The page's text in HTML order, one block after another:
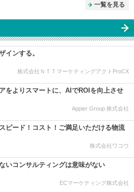
一覧を見る
インする。
株式会社ＮＴＴマーケティングアクトProCX
をよりスマートに、AIでROIを向上させ
Appier Group 株式会社
ピード！コスト！ご満足いただける物流
株式会社ワコウ
いコンサルティングは意味がない
ECマーケティング株式会社